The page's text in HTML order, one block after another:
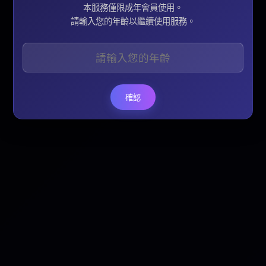
本服務僅限成年會員使用。
請輸入您的年齡以繼續使用服務。
確認